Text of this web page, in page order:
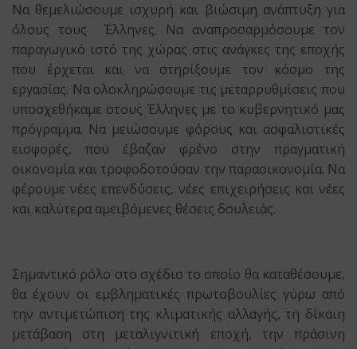
Να θεμελιώσουμε ισχυρή και βιώσιμη ανάπτυξη για
όλους τους Έλληνες. Να αναπροσαρμόσουμε τον
παραγωγικό ιστό της χώρας στις ανάγκες της εποχής
που έρχεται και να στηρίξουμε τον κόσμο της
εργασίας. Να ολοκληρώσουμε τις μεταρρυθμίσεις που
υποσχεθήκαμε στους Έλληνες με το κυβερνητικό μας
πρόγραμμα. Να μειώσουμε φόρους και ασφαλιστικές
εισφορές, που έβαζαν φρένο στην πραγματική
οικονομία και τροφοδοτούσαν την παραοικονομία. Να
φέρουμε νέες επενδύσεις, νέες επιχειρήσεις και νέες
και καλύτερα αμειβόμενες θέσεις δουλειάς.
Σημαντικό ρόλο στο σχέδιο το οποίο θα καταθέσουμε,
θα έχουν οι εμβληματικές πρωτοβουλίες γύρω από
την αντιμετώπιση της κλιματικής αλλαγής, τη δίκαιη
μετάβαση στη μεταλιγνιτική εποχή, την πράσινη